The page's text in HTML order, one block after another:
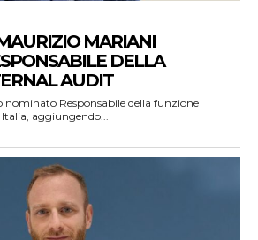
MARIANI
DELLA
AUDIT
nominato Responsabile della funzione
aggiungendo...